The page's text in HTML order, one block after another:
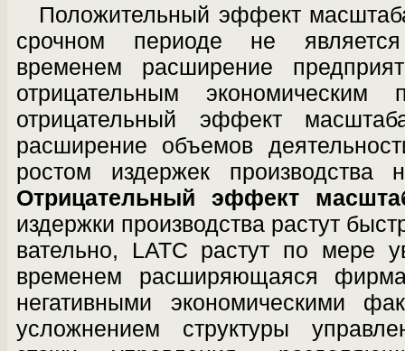
Положительный эффект
срочном периоде не
временем рас­ширение
отрицательным экономическим
отрицательный эффект
расширение объемов
ростом издержек производства
Отрицательный эффект
издержки производства растут
вательно, LATC растут по мере
време­нем расширяющаяся
негативными экономическими
усложнением струк­туры